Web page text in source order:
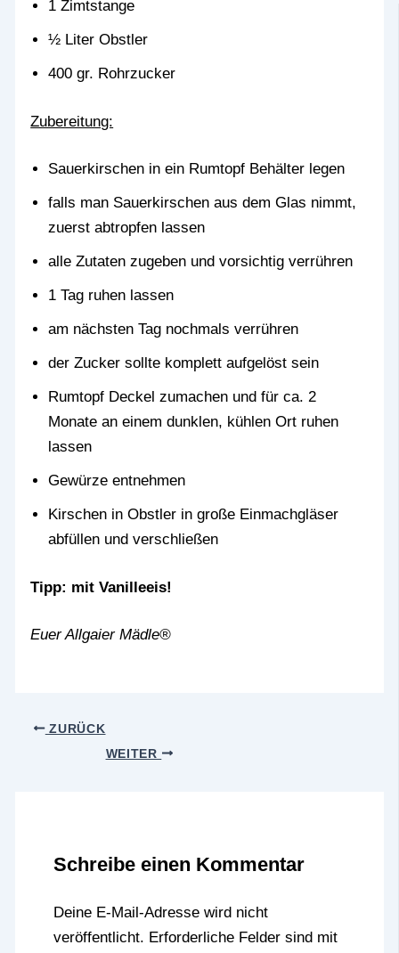
1 Zimtstange
½ Liter Obstler
400 gr. Rohrzucker
Zubereitung:
Sauerkirschen in ein Rumtopf Behälter legen
falls man Sauerkirschen aus dem Glas nimmt,
zuerst abtropfen lassen
alle Zutaten zugeben und vorsichtig verrühren
1 Tag ruhen lassen
am nächsten Tag nochmals verrühren
der Zucker sollte komplett aufgelöst sein
Rumtopf Deckel zumachen und für ca. 2
Monate an einem dunklen, kühlen Ort ruhen
lassen
Gewürze entnehmen
Kirschen in Obstler in große Einmachgläser
abfüllen und verschließen
Tipp: mit Vanilleeis!
Euer Allgaier Mädle®
ZURÜCK
WEITER
Schreibe einen Kommentar
Deine E-Mail-Adresse wird nicht
veröffentlicht. Erforderliche Felder sind mit